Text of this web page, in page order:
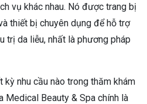
vụ khác nhau. Nó được trang bị
thiết bị chuyên dụng để hỗ trợ
trị da liễu, nhất là phương pháp
kỳ nhu cầu nào trong thăm khám
Medical Beauty & Spa chính là